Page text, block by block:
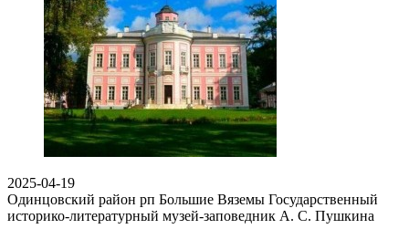
2025-04-19
Одинцовский район рп Большие Вяземы Государственный
историко-литературный музей-заповедник А. С. Пушкина